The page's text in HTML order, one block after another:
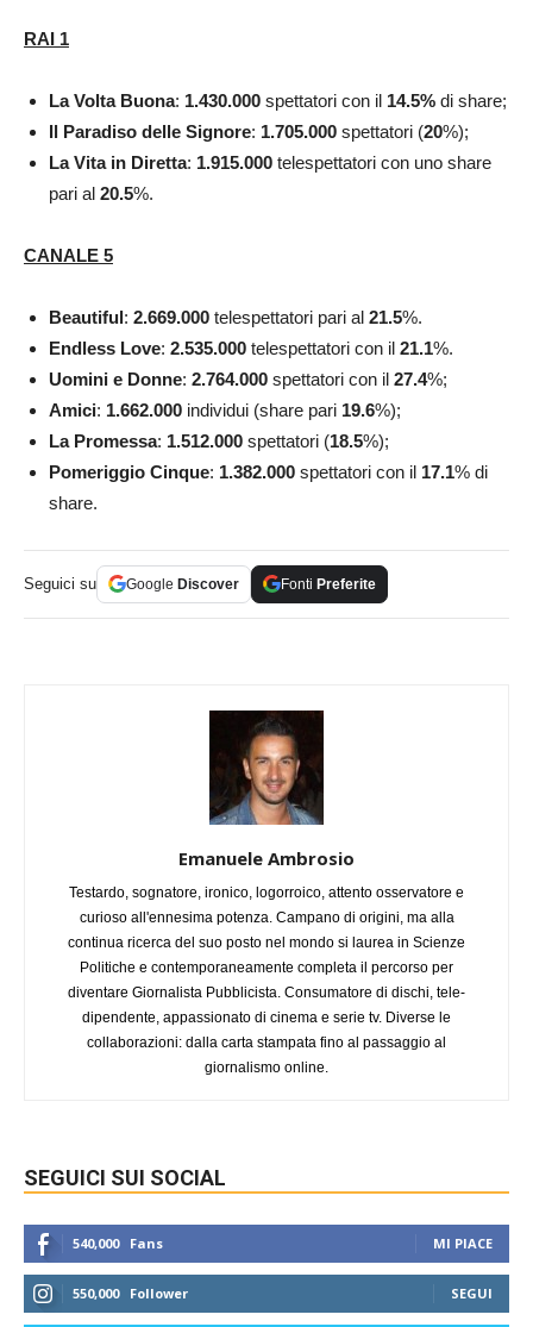
RAI 1
La Volta Buona: 1.430.000 spettatori con il 14.5% di share;
Il Paradiso delle Signore: 1.705.000 spettatori (20%);
La Vita in Diretta: 1.915.000 telespettatori con uno share
pari al 20.5%.
CANALE 5
Beautiful: 2.669.000 telespettatori pari al 21.5%.
Endless Love: 2.535.000 telespettatori con il 21.1%.
Uomini e Donne: 2.764.000 spettatori con il 27.4%;
Amici: 1.662.000 individui (share pari 19.6%);
La Promessa: 1.512.000 spettatori (18.5%);
Pomeriggio Cinque: 1.382.000 spettatori con il 17.1% di
share.
Seguici su Google Discover Fonti Preferite
Emanuele Ambrosio
Testardo, sognatore, ironico, logorroico, attento osservatore e
curioso all'ennesima potenza. Campano di origini, ma alla
continua ricerca del suo posto nel mondo si laurea in Scienze
Politiche e contemporaneamente completa il percorso per
diventare Giornalista Pubblicista. Consumatore di dischi, tele-
dipendente, appassionato di cinema e serie tv. Diverse le
collaborazioni: dalla carta stampata fino al passaggio al
giornalismo online.
SEGUICI SUI SOCIAL
540,000 Fans MI PIACE
550,000 Follower SEGUI